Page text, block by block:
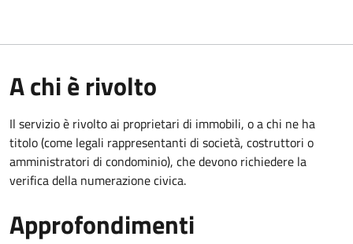
A chi è rivolto
Il servizio è rivolto ai proprietari di immobili, o a chi ne ha
titolo (come legali rappresentanti di società, costruttori o
amministratori di condominio), che devono richiedere la
verifica della numerazione civica.
Approfondimenti